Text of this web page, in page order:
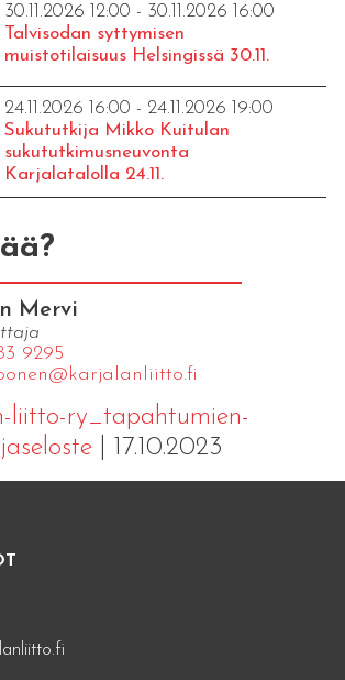
30.11.2026 12:00 - 30.11.2026 16:00
Talvisodan syttymisen
muistotilaisuus Helsingissä 30.11.
24.11.2026 16:00 - 24.11.2026 19:00
Sukututkija Mikko Kuitulan
sukututkimusneuvonta
Karjalatalolla 24.11.
Mervi
9295
liitto-ry_tapahtumien-
| 17.10.2023